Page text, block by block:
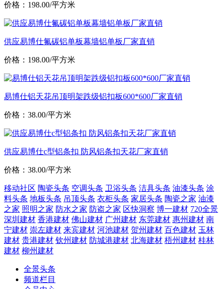
价格：198.00/平方米
供应易博仕氟碳铝单板幕墙铝单板厂家直销
价格：198.00/平方米
易博仕铝天花吊顶明架跌级铝扣板600*600厂家直销
价格：38.00/平方米
供应易博仕c型铝条扣 防风铝条扣天花厂家直销
价格：38.00/平方米
移动社区 陶瓷头条 空调头条 卫浴头条 洁具头条 油漆头条 涂
料头条 地板头条 吊顶头条 衣柜头条 家居头条 陶瓷之家 油漆
之家 照明之家 防水之家 防盗之家 区快洞察 博一建材 720全景
深圳建材 香港建材 佛山建材 广州建材 东莞建材 惠州建材 南
宁建材 崇左建材 来宾建材 河池建材 贺州建材 百色建材 玉林
建材 贵港建材 钦州建材 防城港建材 北海建材 梧州建材 桂林
建材 柳州建材
全景头条
频道栏目